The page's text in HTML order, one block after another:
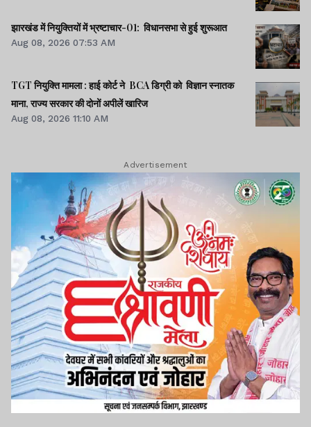
झारखंड में नियुक्तियों में भ्रष्टाचार-01: विधानसभा से हुई शुरूआत
Aug 08, 2026 07:53 AM
TGT नियुक्ति मामला : हाई कोर्ट ने BCA डिग्री को विज्ञान स्नातक
माना, राज्य सरकार की दोनों अपीलें खारिज
Aug 08, 2026 11:10 AM
Advertisement